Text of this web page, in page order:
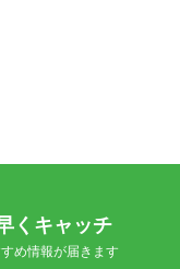
くキャッチ
め情報が届きます